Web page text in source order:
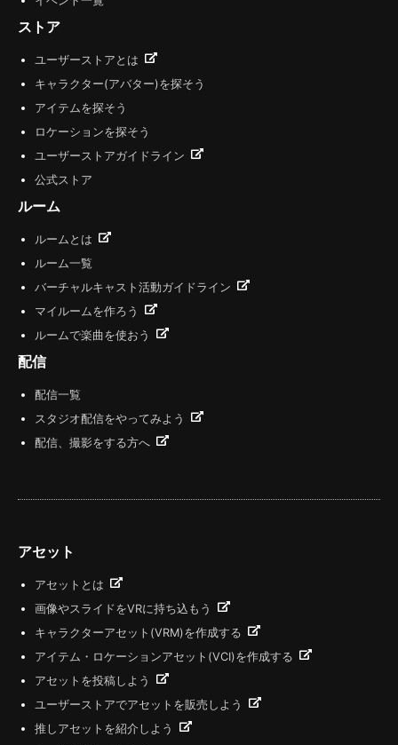
ストア
ユーザーストアとは
キャラクター(アバター)を探そう
アイテムを探そう
ロケーションを探そう
ユーザーストアガイドライン
公式ストア
ルーム
ルームとは
ルーム一覧
バーチャルキャスト活動ガイドライン
マイルームを作ろう
ルームで楽曲を使おう
配信
配信一覧
スタジオ配信をやってみよう
配信、撮影をする方へ
アセット
アセットとは
画像やスライドをVRに持ち込もう
キャラクターアセット(VRM)を作成する
アイテム・ロケーションアセット(VCI)を作成する
アセットを投稿しよう
ユーザーストアでアセットを販売しよう
推しアセットを紹介しよう